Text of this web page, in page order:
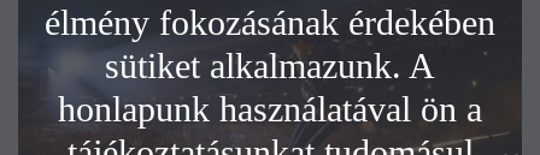
élmény fokozásának érdekében
sütiket alkalmazunk. A
honlapunk használatával ön a